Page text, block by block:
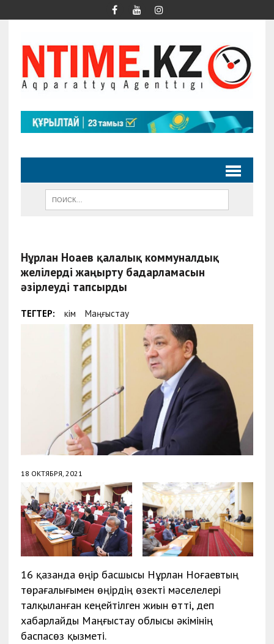
Нұрлан Ноғаев қалалық коммуналдық
желілерді жаңғырту бағдарламасын
әзірлеуді тапсырды
ТЕГТЕР: Әкім Маңғыстау
18 ОКТЯБРЯ, 2021
16 қазанда өңір басшысы Нұрлан Ноғаевтың
төрағалығымен өңірдің өзекті мәселелері
талқыланған кеңейтілген жиын өтті, деп
хабарлайды Маңғыстау облысы әкімінің
баспасөз қызметі.